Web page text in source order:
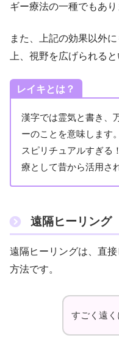
ギー療法の一種でもあり
また、上記の効果以外
上、視野を広げられる
レイキとは？
漢字では霊気と書き、
ーのことを意味します。
スピリチュアルすぎる
療として昔から活用さ
遠隔ヒーリング
遠隔ヒーリングは、直
方法です。
すごく遠く